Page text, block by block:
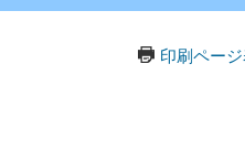
印刷ペー